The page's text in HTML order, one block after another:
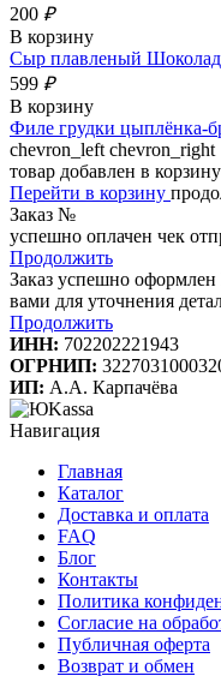
200 ₽
В корзину
Сыр плавленый
599 ₽
В корзину
Филе грудки цыплёнка-
chevron_left chevron_right
товар добавлен в корзину
Перейти в корзину
Заказ №
успешно оплачен чек
Продолжить
Заказ успешно оформлен
вами для уточнения
Продолжить
ИНН: 702202221943
ОГРНИП:
ИП: А.А. Карпачёва
Навигация
Главная
Каталог
Доставка и оплата
FAQ
Блог
Контакты
Политика
Согласие на
Публичная оферта
Возврат и обмен